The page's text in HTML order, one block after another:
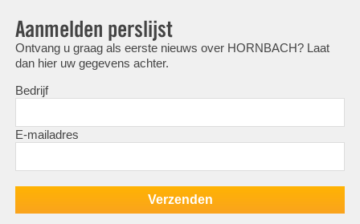
Aanmelden perslijst
Ontvang u graag als eerste nieuws over HORNBACH? Laat
dan hier uw gegevens achter.
Bedrijf
E-mailadres